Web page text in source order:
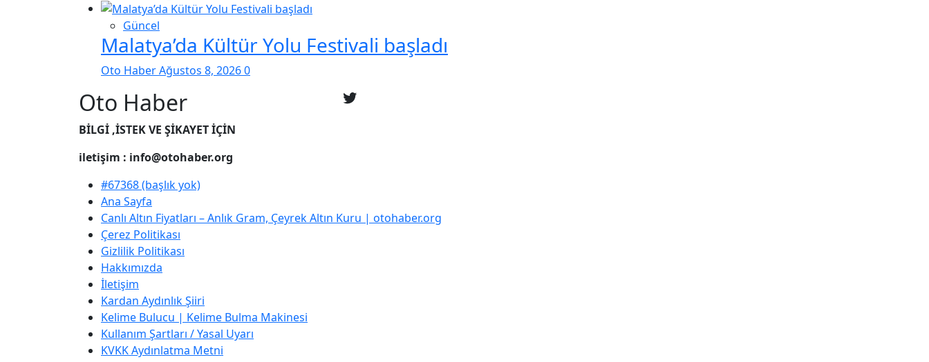
Güncel
Malatya’da Kültür Yolu Festivali başladı
Oto HaberAğustos 8, 20260
Oto Haber
BİLGİ ,İSTEK VE ŞİKAYET İÇİN
iletişim : info@otohaber.org
#67368 (başlık yok)
Ana Sayfa
Canlı Altın Fiyatları – Anlık Gram, Çeyrek Altın Kuru | otohaber.org
Çerez Politikası
Gizlilik Politikası
Hakkımızda
İletişim
Kardan Aydınlık Şiiri
Kelime Bulucu | Kelime Bulma Makinesi
Kullanım Şartları / Yasal Uyarı
KVKK Aydınlatma Metni